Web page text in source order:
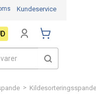
> Kildesorteringsspande
Kundeservice